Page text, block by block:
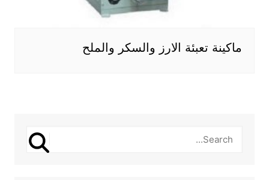
ماكينة تعبئة الارز والسكر والملح